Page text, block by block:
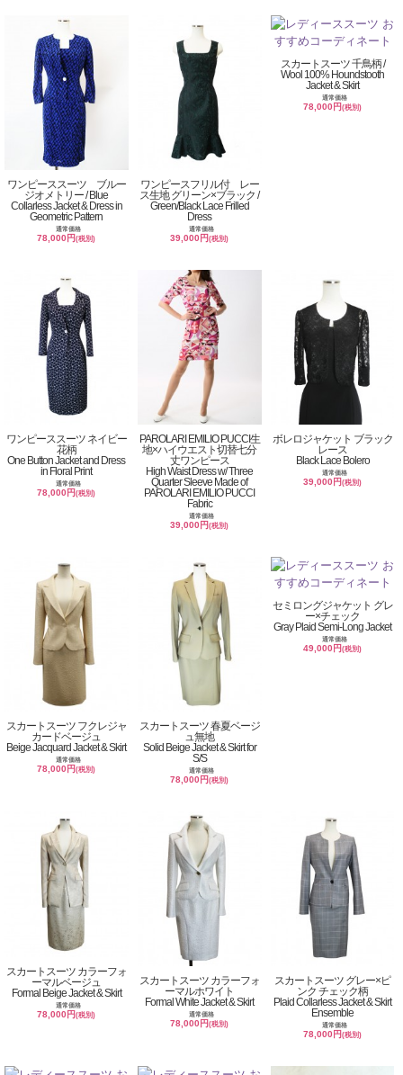
ワンピーススーツ ブルー
ジオメトリー / Blue
Collarless Jacket & Dress in
Geometric Pattern
通常価格
78,000円(税別)
ワンピースフリル付 レー
ス生地 グリーン×ブラック /
Green/Black Lace Frilled
Dress
通常価格
39,000円(税別)
スカートスーツ 千鳥柄 /
Wool 100% Houndstooth
Jacket & Skirt
通常価格
78,000円(税別)
ワンピーススーツ ネイビー
花柄
One Button Jacket and Dress
in Floral Print
通常価格
78,000円(税別)
PAROLARI EMILIO PUCCI生
地×ハイウエスト切替七分
丈ワンピース
High Waist Dress w/ Three
Quarter Sleeve Made of
PAROLARI EMILIO PUCCI
Fabric
通常価格
39,000円(税別)
ボレロジャケット ブラック
レース
Black Lace Bolero
通常価格
39,000円(税別)
スカートスーツ フクレジャ
カードベージュ
Beige Jacquard Jacket & Skirt
通常価格
78,000円(税別)
スカートスーツ 春夏ベージ
ュ無地
Solid Beige Jacket & Skirt for
S/S
通常価格
78,000円(税別)
セミロングジャケット グレ
ー×チェック
Gray Plaid Semi-Long Jacket
通常価格
49,000円(税別)
スカートスーツ カラーフォ
ーマルベージュ
Formal Beige Jacket & Skirt
通常価格
78,000円(税別)
スカートスーツ カラーフォ
ーマルホワイト
Formal White Jacket & Skirt
通常価格
78,000円(税別)
スカートスーツ グレー×ピ
ンク チェック柄
Plaid Collarless Jacket & Skirt
Ensemble
通常価格
78,000円(税別)